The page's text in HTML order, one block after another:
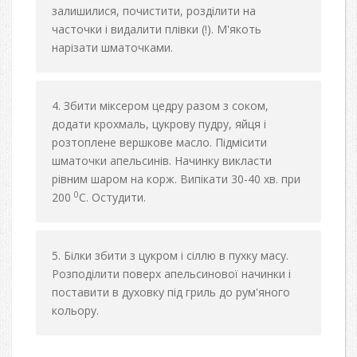
залишилися, почистити, розділити на
часточки і видалити плівки (!). М'якоть
нарізати шматочками.
Збити міксером цедру разом з соком,
додати крохмаль, цукрову пудру, яйця і
розтоплене вершкове масло. Підмісити
шматочки апельсинів. Начинку викласти
рівним шаром на корж. Випікати 30-40 хв. при
200 0С. Остудити.
Білки збити з цукром і сіллю в пухку масу.
Розподілити поверх апельсинової начинки і
поставити в духовку під гриль до рум'яного
кольору.